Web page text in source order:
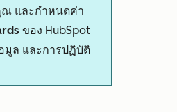
ณ และกำหนดค่า
ของ HubSpot
มูล และการปฏิบัติ